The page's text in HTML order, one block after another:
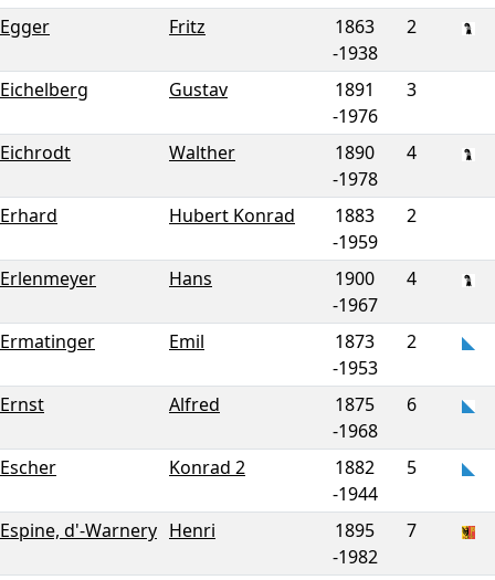
Egger Fritz
1863
-1938
2
Eichelberg Gustav
1891
-1976
3
Eichrodt Walther
1890
-1978
4
Erhard Hubert Konrad
1883
-1959
2
Erlenmeyer Hans
1900
-1967
4
Ermatinger Emil
1873
-1953
2
Ernst Alfred
1875
-1968
6
Escher Konrad 2
1882
-1944
5
Espine, d'-Warnery Henri
1895
-1982
7